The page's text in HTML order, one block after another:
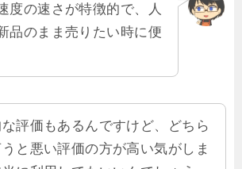
度の速さが特徴的で、人
品のまま売りたい時に便
評価もあるんですけど、どちら
と悪い評価の方が高い気がしま